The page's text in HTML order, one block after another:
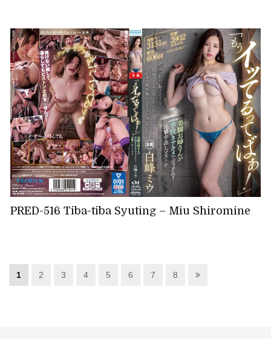
PRED-516 Tiba-tiba Syuting – Miu Shiromine
1 2 3 4 5 6 7 8